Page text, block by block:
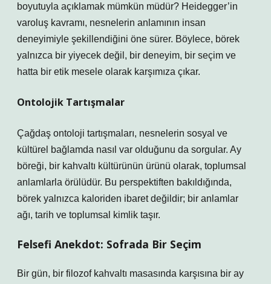
boyutuyla açıklamak mümkün müdür? Heidegger’in
varoluş kavramı, nesnelerin anlamının insan
deneyimiyle şekillendiğini öne sürer. Böylece, börek
yalnızca bir yiyecek değil, bir deneyim, bir seçim ve
hatta bir etik mesele olarak karşımıza çıkar.
Ontolojik Tartışmalar
Çağdaş ontoloji tartışmaları, nesnelerin sosyal ve
kültürel bağlamda nasıl var olduğunu da sorgular. Ay
böreği, bir kahvaltı kültürünün ürünü olarak, toplumsal
anlamlarla örülüdür. Bu perspektiften bakıldığında,
börek yalnızca kaloriden ibaret değildir; bir anlamlar
ağı, tarih ve toplumsal kimlik taşır.
Felsefi Anekdot: Sofrada Bir Seçim
Bir gün, bir filozof kahvaltı masasında karşısına bir ay